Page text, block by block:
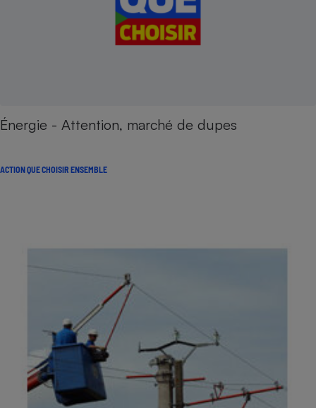
Énergie - Attention, marché de dupes
ACTION QUE CHOISIR ENSEMBLE